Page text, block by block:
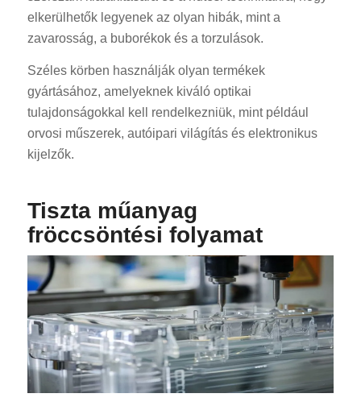
elkerülhetők legyenek az olyan hibák, mint a
zavarosság, a buborékok és a torzulások.
Széles körben használják olyan termékek
gyártásához, amelyeknek kiváló optikai
tulajdonságokkal kell rendelkezniük, mint például
orvosi műszerek, autóipari világítás és elektronikus
kijelzők.
Tiszta műanyag
fröccsöntési folyamat